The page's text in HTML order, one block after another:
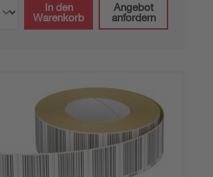
In den
Warenkorb
Angebot
anfordern